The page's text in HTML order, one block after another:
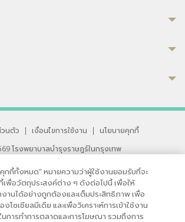
วนตัว | เงื่อนไขการใช้งาน |
นโยบายคุกกี้
โรงพยาบาลบำรุงราษฎร์ในกรุงเทพ
อย 3 เขตวัฒนา กรุงเทพ 10110 ประเทศไทย
อคิดเห็นหรือปัญหาในการใช้เว็บไซต์ของเรา
กกี้ทั้งหมด” หมายความว่าผู้ใช้งานยอมรับที่จะ
เพื่อวัตถุประสงค์ต่าง ๆ ดังต่อไปนี้ เพื่อให้
งานได้อย่างถูกต้องและเต็มประสิทธิภาพ เพื่อ
ซเชียลมีเดีย และเพื่อวิเคราะห์การเข้าใช้งาน
นการทำการตลาดและการโฆษณา รวมถึงการ